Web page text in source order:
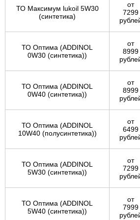
ТО Максимум lukoil 5W30
(синтетика)
от
7299
ТО Оптима (ADDINOL
0W30 (синтетика))
от
8999
ТО Оптима (ADDINOL
0W40 (синтетика))
от
8999
ТО Оптима (ADDINOL
10W40 (полусинтетика))
от
6499
ТО Оптима (ADDINOL
5W30 (синтетика))
от
7299
ТО Оптима (ADDINOL
5W40 (синтетика))
от
7999